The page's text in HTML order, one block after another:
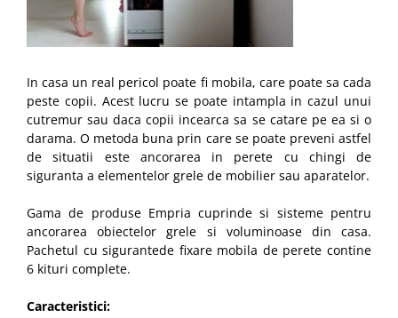
In casa un real pericol poate fi mobila, care poate sa cada
peste copii. Acest lucru se poate intampla in cazul unui
cutremur sau daca copii incearca sa se catare pe ea si o
darama. O metoda buna prin care se poate preveni astfel
de situatii este ancorarea in perete cu chingi de
siguranta a elementelor grele de mobilier sau aparatelor.
Gama de produse Empria cuprinde si sisteme pentru
ancorarea obiectelor grele si voluminoase din casa.
Pachetul cu sigurantede fixare mobila de perete contine
6 kituri complete.
Caracteristici: